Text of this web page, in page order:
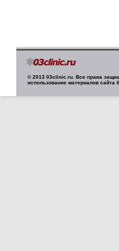
© 2013 03clinic.ru. Все права
использование материалов сайта